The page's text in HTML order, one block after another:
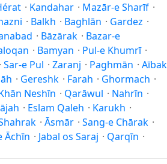
· Kandahar · Mazār-e Sharīf ·
· Balkh · Baghlān · Gardez ·
· Bāzārak · Bazar-e
· Bamyan · Pul-e Khumrī ·
· Sar-e Pul · Zaranj · Paghmān · Aībak
· Gereshk · Farah · Ghormach ·
Neshīn · Qarāwul · Nahrīn ·
· Eslam Qaleh · Karukh ·
· Āsmār · Sang-e Chārak ·
Āchīn · Jabal os Saraj · Qarqīn ·